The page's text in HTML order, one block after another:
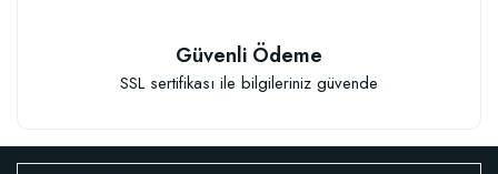
Güvenli Ödeme
SSL sertifikası ile bilgileriniz güvende